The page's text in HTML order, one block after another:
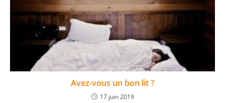
Avez-vous un bon lit ?
17 juin 2019